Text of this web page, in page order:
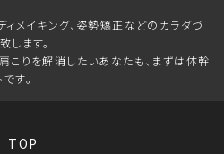
ィメイキング、姿勢矯正などのカラダづ
します。
こりを解消したいあなたも、まずは体幹
す。
TOP